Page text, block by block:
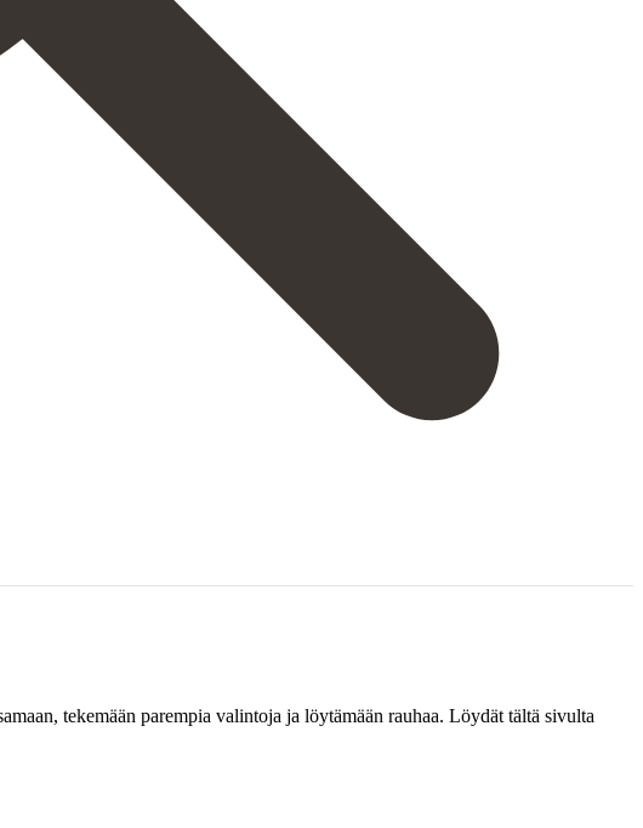
tekemään parempia valintoja ja löytämään rauhaa. Löydät tältä sivulta